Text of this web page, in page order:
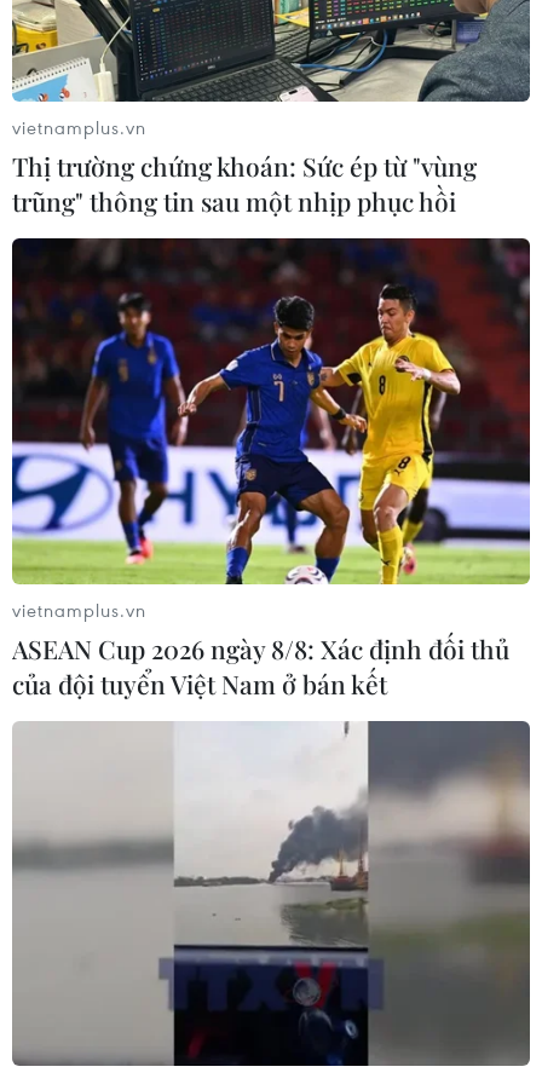
Quảng Nam: Ứ đọng khoảng 7.000 khối
rác, nguy cơ ô nhiễm trầm trọng
26/08/2019 10:45
Lượng rác cũ tồn đọng nhiều cộng thêm rác mới phát
sinh tại huyện Núi Thành, Quảng Nam khiến tình trạng
ô nhiễm ngày một trầm trọng, ảnh hưởng tới sức khỏe
của người dân và gây mất mỹ quan đô thị.
Đề nghị đình chỉ lò đốt rác điện tử không
phép 'gây hại môi trường'
Bộ Tài nguyên và Môi trường vừa có công văn gửi Ủy
vietnamplus.vn
Thị trường chứng khoán: Sức ép từ "vùng
trũng" thông tin sau một nhịp phục hồi
vietnamplus.vn
ASEAN Cup 2026 ngày 8/8: Xác định đối thủ
của đội tuyển Việt Nam ở bán kết